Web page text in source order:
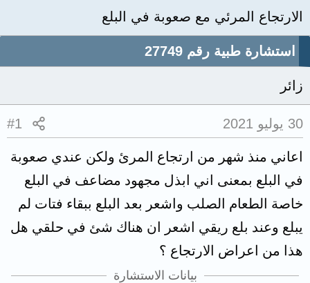
الارتجاع المرئي مع صعوبة في البلع
استشارة طبية رقم 27749
زائر
30 يوليو 2021 #1
اعاني منذ شهر من ارتجاع المرئ ولكن عندي صعوبة
في البلع بمعنى اني ابذل مجهود مضاعف في البلع
خاصة الطعام الصلب واشعر بعد البلع ببقاء فتات لم
يبلع وعند بلع ريقي اشعر ان هناك شئ في حلقي هل
هذا من اعراض الارتجاع ؟
بيانات الاستشارة